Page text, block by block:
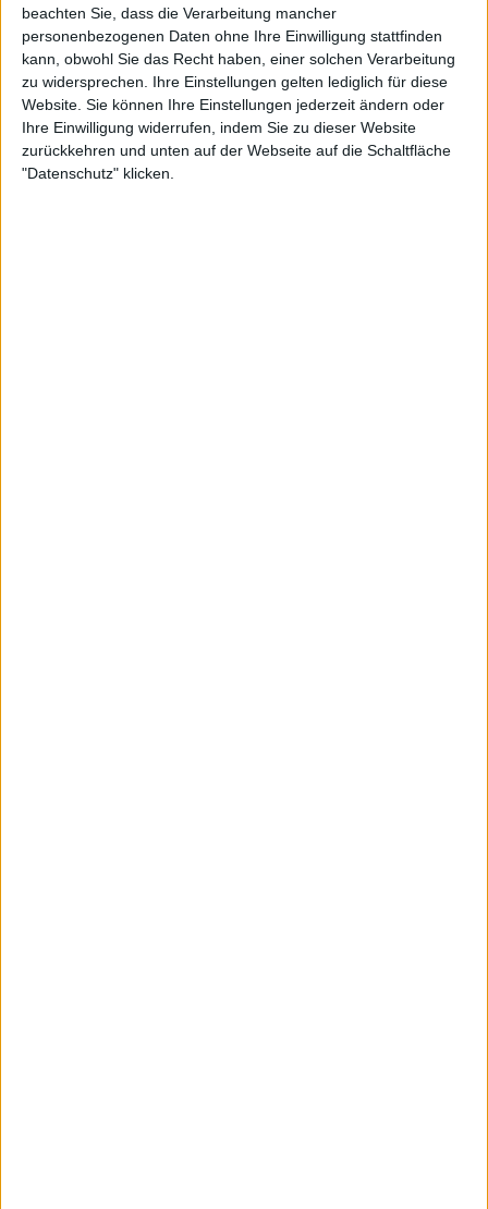
beachten Sie, dass die Verarbeitung mancher
personenbezogenen Daten ohne Ihre Einwilligung stattfinden
kann, obwohl Sie das Recht haben, einer solchen Verarbeitung
zu widersprechen. Ihre Einstellungen gelten lediglich für diese
Website. Sie können Ihre Einstellungen jederzeit ändern oder
Ihre Einwilligung widerrufen, indem Sie zu dieser Website
zurückkehren und unten auf der Webseite auf die Schaltfläche
"Datenschutz" klicken.
Black Listed Friday – Die 6+6+6 der Woche